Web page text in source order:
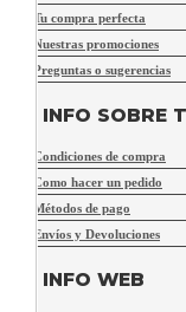
Tu compra perfecta
Nuestras promociones
Preguntas o sugerencias
INFO SOBRE
Condiciones de compra
Como hacer un pedido
Métodos de pago
Envíos y Devoluciones
INFO WEB